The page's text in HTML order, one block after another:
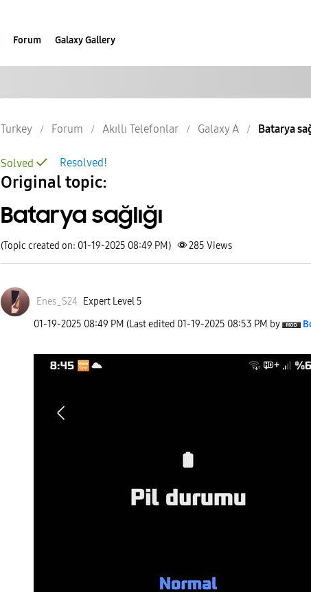
Forum Galaxy Gallery
Turkey Forum Akıllı Telefonlar Galaxy A Batarya
Resolved!
Solved
Original topic:
Batarya sağlığı
(Topic created on: 01-19-2025 08:49 PM) 285 Views
Enes_S24 Expert Level 5
‎01-19-2025 08:49 PM (Last edited ‎01-19-2025 08:53 PM by